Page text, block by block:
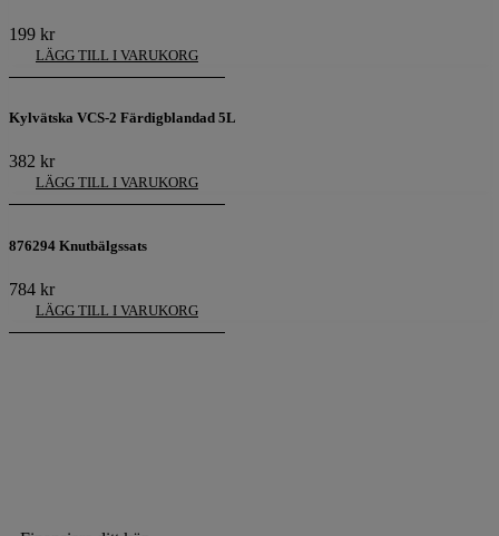
199 kr
LÄGG TILL I VARUKORG
Kylvätska VCS-2 Färdigblandad 5L
382 kr
LÄGG TILL I VARUKORG
876294 Knutbälgssats
784 kr
LÄGG TILL I VARUKORG